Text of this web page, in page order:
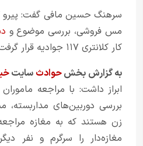
سرهنگ حسین مافی گفت: پیرو
مس فروشی، بررسی موضوع و
کار کلانتری ۱۱۷ جوادیه قرار گرفت.
به گزارش بخشحوادث سایت
ابراز داشت: با مراجعه
زن هستند که به مغازه
مغازه‌دار را سرگرم و نفر